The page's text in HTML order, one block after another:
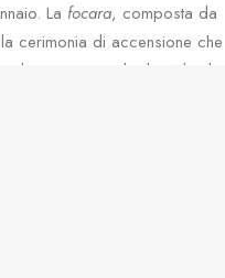
La focara, composta da
cerimonia di accensione che
ogni parte d’Italia. Al culto